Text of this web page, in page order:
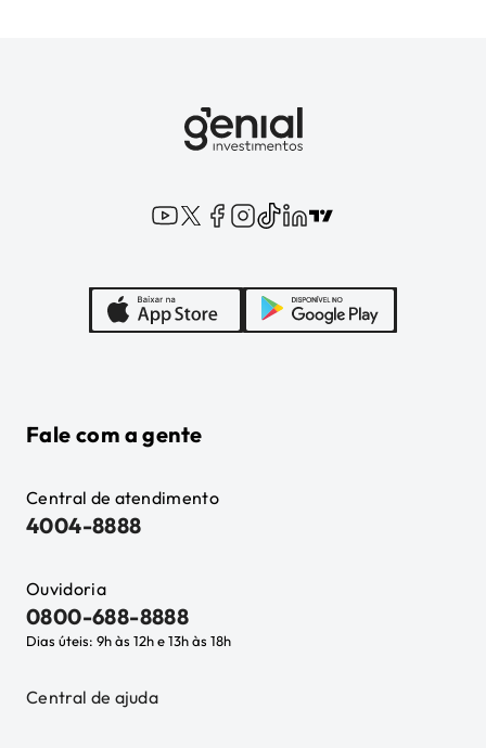
Fale com a gente
Central de atendimento
4004-8888
Ouvidoria
0800-688-8888
Dias úteis: 9h às 12h e 13h às 18h
Central de ajuda